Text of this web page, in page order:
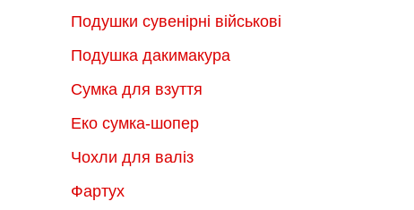
Подушки сувенірні військові
Подушка дакимакура
Сумка для взуття
Еко сумка-шопер
Чохли для валіз
Фартух